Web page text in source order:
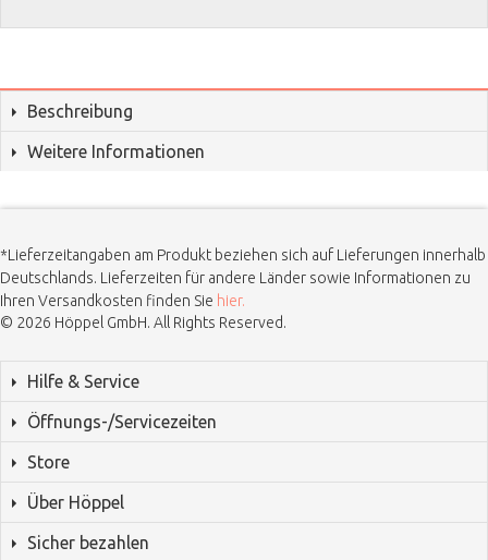
Beschreibung
Weitere Informationen
*Lieferzeitangaben am Produkt beziehen sich auf Lieferungen innerhalb
Deutschlands. Lieferzeiten für andere Länder sowie Informationen zu
Ihren Versandkosten finden Sie hier.
© 2026 Höppel GmbH. All Rights Reserved.
Hilfe & Service
Öffnungs-/Servicezeiten
Store
Über Höppel
Sicher bezahlen